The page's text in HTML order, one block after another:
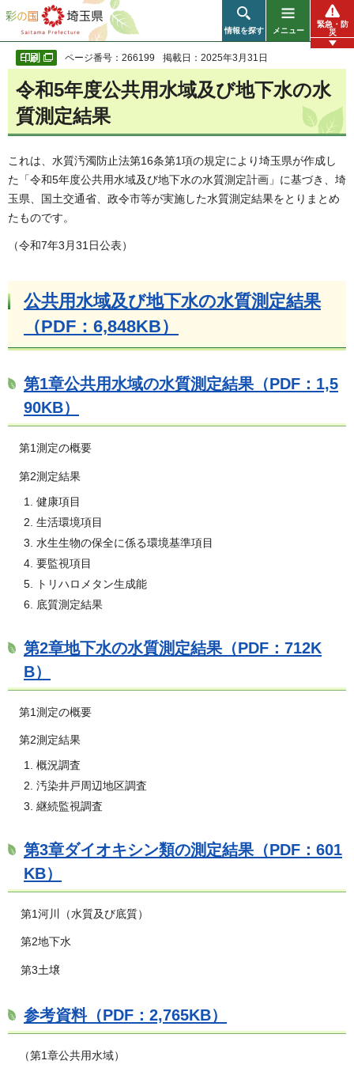
彩の国 埼玉県
情報を探す メニュー
緊急・防
災
ページ番号：266199 掲載日：2025年3月31日
令和5年度公共用水域及び地下水の水
質測定結果
これは、水質汚濁防止法第16条第1項の規定により埼玉県が作成し
た「令和5年度公共用水域及び地下水の水質測定計画」に基づき、埼
玉県、国土交通省、政令市等が実施した水質測定結果をとりまとめ
たものです。
（令和7年3月31日公表）
公共用水域及び地下水の水質測定結果
（PDF：6,848KB）
第1章公共用水域の水質測定結果（PDF：1,5
90KB）
第1測定の概要
第2測定結果
健康項目
生活環境項目
水生生物の保全に係る環境基準項目
要監視項目
トリハロメタン生成能
底質測定結果
第2章地下水の水質測定結果（PDF：712K
B）
第1測定の概要
第2測定結果
概況調査
汚染井戸周辺地区調査
継続監視調査
第3章ダイオキシン類の測定結果（PDF：601
KB）
第1河川（水質及び底質）
第2地下水
第3土壌
参考資料（PDF：2,765KB）
（第1章公共用水域）